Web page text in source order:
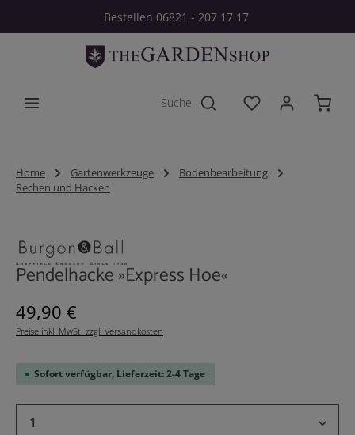
Zum Hauptinhalt springenBestellen 06821 - 207 17 17
Du hast 0
Home Gartenwerkzeuge
Bodenbearbeitung
Rechen und Hacken
Pendelhacke »Express Hoe«
Regulärer Preis:
49,90 €
Preise inkl. MwSt. zzgl. Versandkosten
Sofort verfügbar, Lieferzeit: 2-4 Tage
Produkt Anzahl: Gib den gewünschten